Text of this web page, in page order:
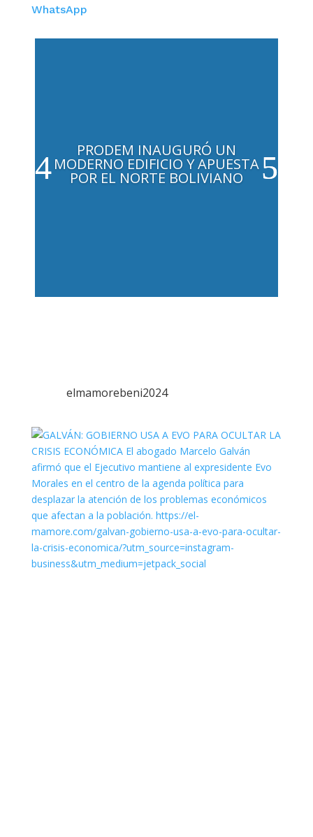
WhatsApp
PRODEM INAUGURÓ UN
MODERNO EDIFICIO Y APUESTA
POR EL NORTE BOLIVIANO
elmamorebeni2024